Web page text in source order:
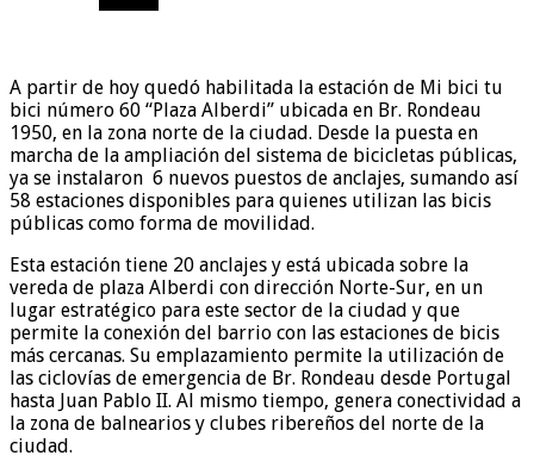
A partir de hoy quedó habilitada la estación de Mi bici tu
bici número 60 “Plaza Alberdi” ubicada en Br. Rondeau
1950, en la zona norte de la ciudad. Desde la puesta en
marcha de la ampliación del sistema de bicicletas públicas,
ya se instalaron 6 nuevos puestos de anclajes, sumando así
58 estaciones disponibles para quienes utilizan las bicis
públicas como forma de movilidad.
Esta estación tiene 20 anclajes y está ubicada sobre la
vereda de plaza Alberdi con dirección Norte-Sur, en un
lugar estratégico para este sector de la ciudad y que
permite la conexión del barrio con las estaciones de bicis
más cercanas. Su emplazamiento permite la utilización de
las ciclovías de emergencia de Br. Rondeau desde Portugal
hasta Juan Pablo II. Al mismo tiempo, genera conectividad a
la zona de balnearios y clubes ribereños del norte de la
ciudad.